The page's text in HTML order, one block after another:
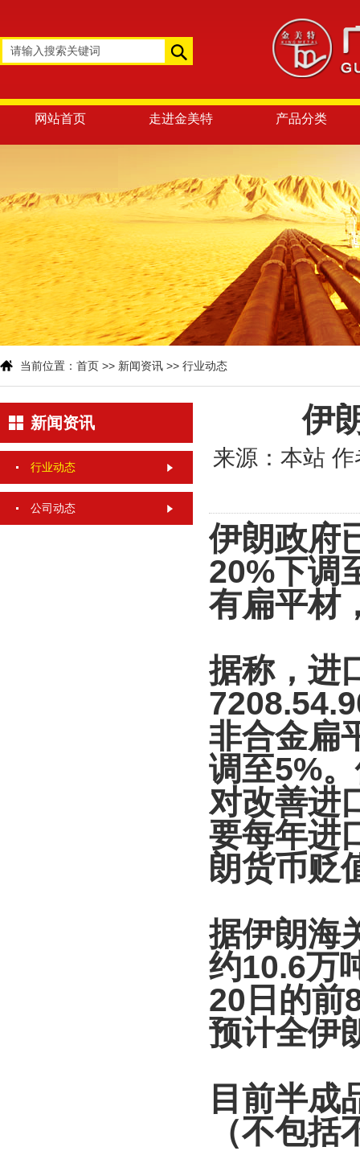
网站首页 走进金美特 产品分类
当前位置： 首页 >> 新闻资讯 >> 行业动态
新闻资讯
行业动态
公司动态
伊
来源：本站 作
伊朗政府
20%下调
有扁平材
据称，进
非合金扁
调至5%
对改善进
要每年进
朗货币贬
据伊朗海
约10.6万
20日的前
预计全伊
目前半成
（不包